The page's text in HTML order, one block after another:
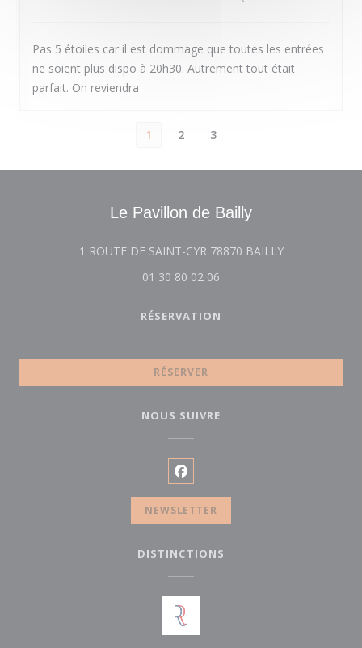
Pas 5 étoiles car il est dommage que toutes les entrées
ne soient plus dispo à 20h30. Autrement tout était
parfait. On reviendra
1 2 3
Le Pavillon de Bailly
1 ROUTE DE SAINT-CYR 78870 BAILLY((ouvre une
01 30 80 02 06
RÉSERVATION
RÉSERVER
NOUS SUIVRE
Facebook ((ouvre une
NEWSLETTER
DISTINCTIONS